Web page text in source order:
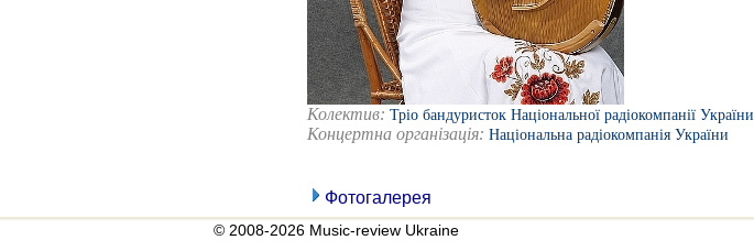
Колектив: Тріо бандуристок Національної радіокомпанії України
Концертна організація: Національна радіокомпанія України
Фотогалерея
© 2008-2026 Music-review Ukraine